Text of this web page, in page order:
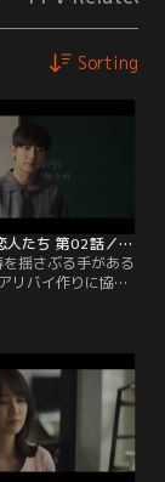
Sorting
平日午後3時の恋人たち 第02話／字幕
揺さぶる手がある
リバイ作りに協力
しまうジウン。巻
まうが、それを機
てくれるジョンウ
れなくなってしま
後3時から不倫を
に伝え、自分らし
だと恥じる様子も